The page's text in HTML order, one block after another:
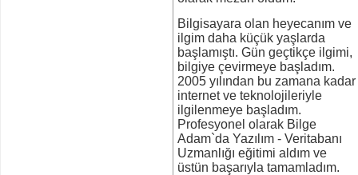
Bilgisayara olan heyecanım ve
ilgim daha küçük yaşlarda
başlamıştı. Gün geçtikçe ilgimi,
bilgiye çevirmeye başladım.
2005 yılından bu zamana kadar
internet ve teknolojileriyle
ilgilenmeye başladım.
Profesyonel olarak Bilge
Adam`da Yazılım - Veritabanı
Uzmanlığı eğitimi aldım ve
üstün başarıyla tamamladım.